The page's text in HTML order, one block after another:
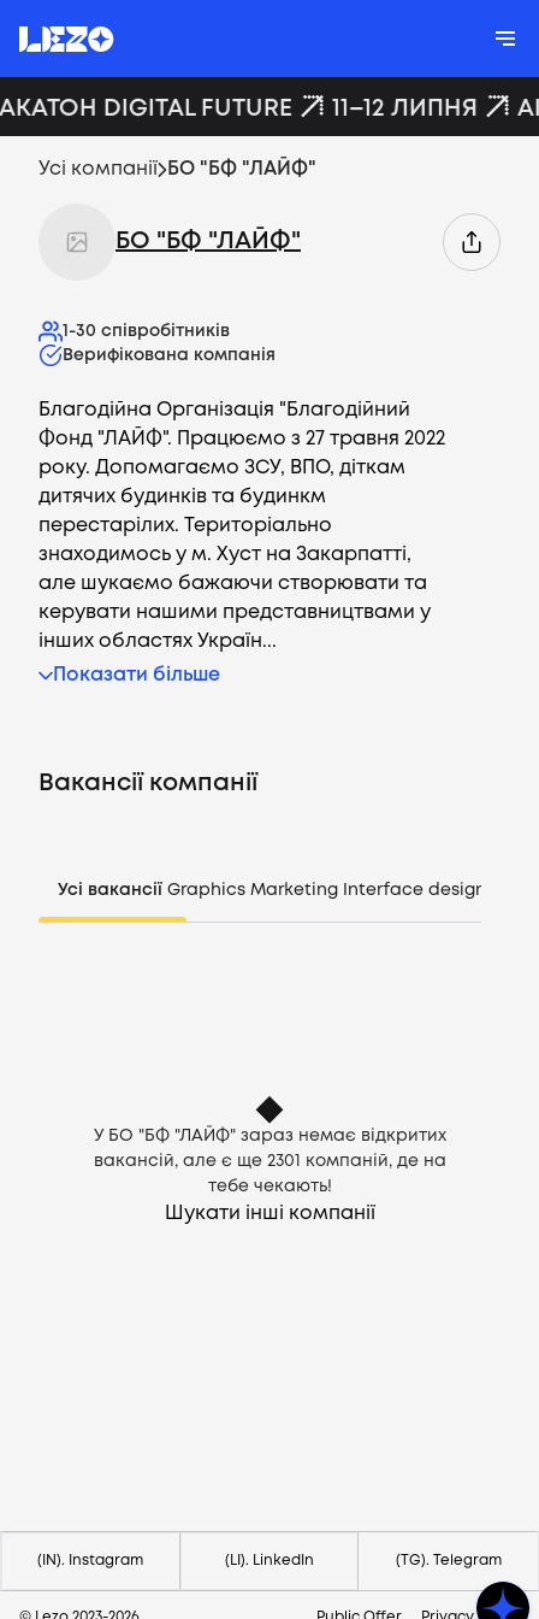
CV генератор
DIGITAL FUTURE 11–12 ЛИПНЯ
Усі компанії БО "БФ "ЛАЙФ"
БО "БФ "ЛАЙФ"
1-30 співробітників
Верифікована компанія
Благодійна Організація "Благодійний
Фонд "ЛАЙФ". Працюємо з 27 травня 2022
року. Допомагаємо ЗСУ, ВПО, діткам
дитячих будинків та будинкм
перестарілих. Територіально
знаходимось у м. Хуст на Закарпатті,
але шукаємо бажаючи створювати та
керувати нашими представництвами у
інших областях Україн...
Показати більше
Вакансії компанії
Усі вакансії Graphics Marketing Interface design
У БО "БФ "ЛАЙФ" зараз немає відкритих
вакансій, але є ще 2301
компаній, де на
тебе чекають!
Шукати інші компанії
(IN). Instagram (LI). LinkedIn (TG). Telegram